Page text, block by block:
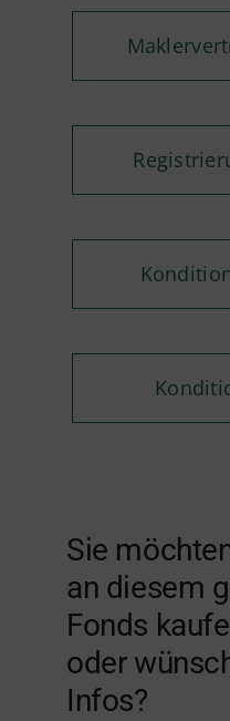
Sie
an diesem
Fonds
oder
Infos?